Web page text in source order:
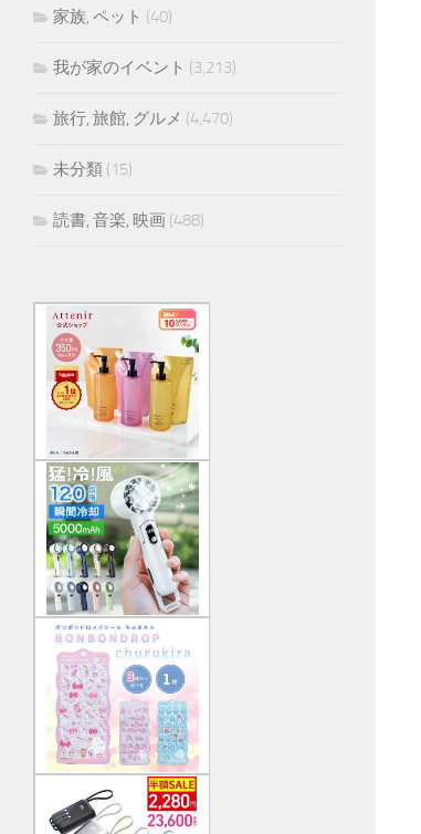
家族, ペット (40)
我が家のイベント (3,213)
旅行, 旅館, グルメ (4,470)
未分類 (15)
読書, 音楽, 映画 (488)